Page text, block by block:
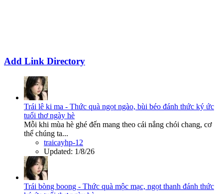
Add Link Directory
Trái lê ki ma - Thức quà ngọt ngào, bùi béo đánh thức ký ức
tuổi thơ ngày hè
Mỗi khi mùa hè ghé đến mang theo cái nắng chói chang, cơ
thể chúng ta...
traicayhp-12
Updated: 1/8/26
Trái bòng boong - Thức quà mộc mạc, ngọt thanh đánh thức